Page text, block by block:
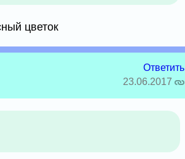
цветок
Ответить
23.06.2017